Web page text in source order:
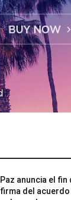
Paz anuncia el
firma del